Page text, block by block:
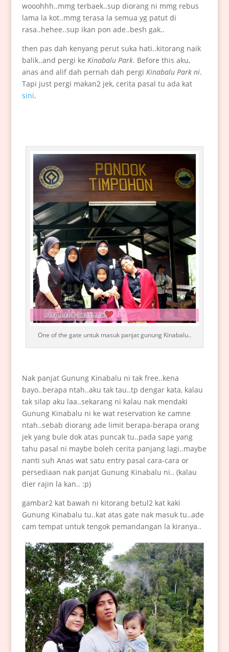
wooohhh..mmg terbaek..sup diorang ni mmg rebus
lama la kot..mmg terasa la semua yg patut di
rasa..hehee..sup ikan pon ade..besh gak..
then pas dah kenyang perut suka hati..kitorang naik
balik..and pergi ke Kinabalu Park. Before this aku,
anas and alif dah pernah dah pergi Kinabalu Park ni.
Tapi just pergi makan2 jek, cerita pasal tu ada kat
sini.
One of the gate untuk masuk panjat gunung Kinabalu..
Nak panjat Gunung Kinabalu ni tak free..kena
bayo..berapa ntah..aku tak tau..tp dengar kata, kalau
tak silap aku laa..sekarang ni kalau nak mendaki
Gunung Kinabalu ni ke wat reservation ke camne
ntah..sebab diorang ade limit berapa-berapa orang
jek yang bule dok atas puncak tu..pada sape yang
tahu pasal ni maybe boleh cerita panjang lagi..maybe
nanti suh Anas wat satu entry pasal cara-cara or
persediaan nak panjat Gunung Kinabalu ni.. (kalau
dier rajin la kan.. :p)
gambar2 kat bawah ni kitorang betul2 kat kaki
Gunung Kinabalu tu..kat atas gate nak masuk tu..ade
cam tempat untuk tengok pemandangan la kiranya..